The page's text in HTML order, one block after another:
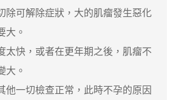
除可解除症狀，大的肌瘤發生惡化
大。
快，或者在更年期之後，肌瘤不
大。
一切檢查正常，此時不孕的原因